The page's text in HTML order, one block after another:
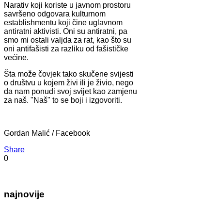
Narativ koji koriste u javnom prostoru
savršeno odgovara kulturnom
establishmentu koji čine uglavnom
antiratni aktivisti. Oni su antiratni, pa
smo mi ostali valjda za rat, kao što su
oni antifašisti za razliku od fašističke
većine.
Šta može čovjek tako skučene svijesti
o društvu u kojem živi ili je živio, nego
da nam ponudi svoj svijet kao zamjenu
za naš. "Naš" to se boji i izgovoriti.
Gordan Malić / Facebook
Share
0
najnovije